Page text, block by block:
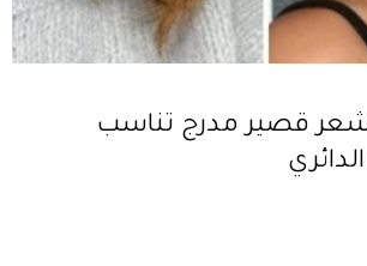
قصير مدرج تناسب